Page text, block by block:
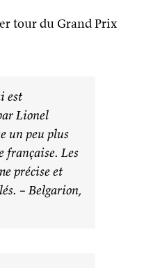
tour du Grand Prix
est
Lionel
un peu plus
française. Les
précise et
– Belgarion,